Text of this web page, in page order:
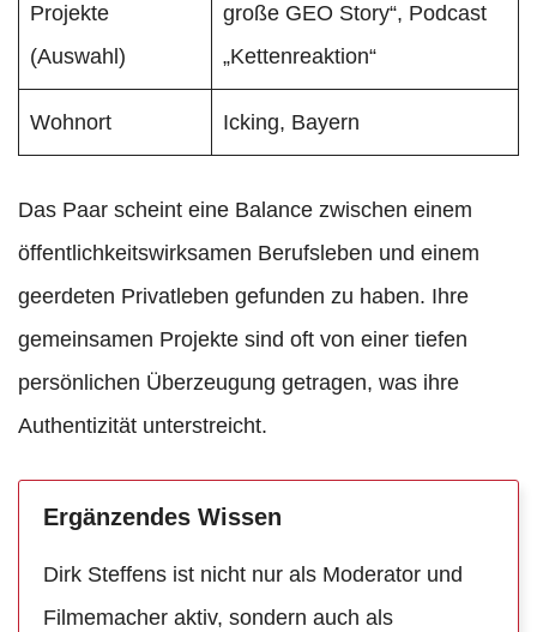
Projekte
(Auswahl)
große GEO Story“, Podcast
„Kettenreaktion“
Wohnort Icking, Bayern
Das Paar scheint eine Balance zwischen einem
öffentlichkeitswirksamen Berufsleben und einem
geerdeten Privatleben gefunden zu haben. Ihre
gemeinsamen Projekte sind oft von einer tiefen
persönlichen Überzeugung getragen, was ihre
Authentizität unterstreicht.
Ergänzendes Wissen
Dirk Steffens ist nicht nur als Moderator und
Filmemacher aktiv, sondern auch als